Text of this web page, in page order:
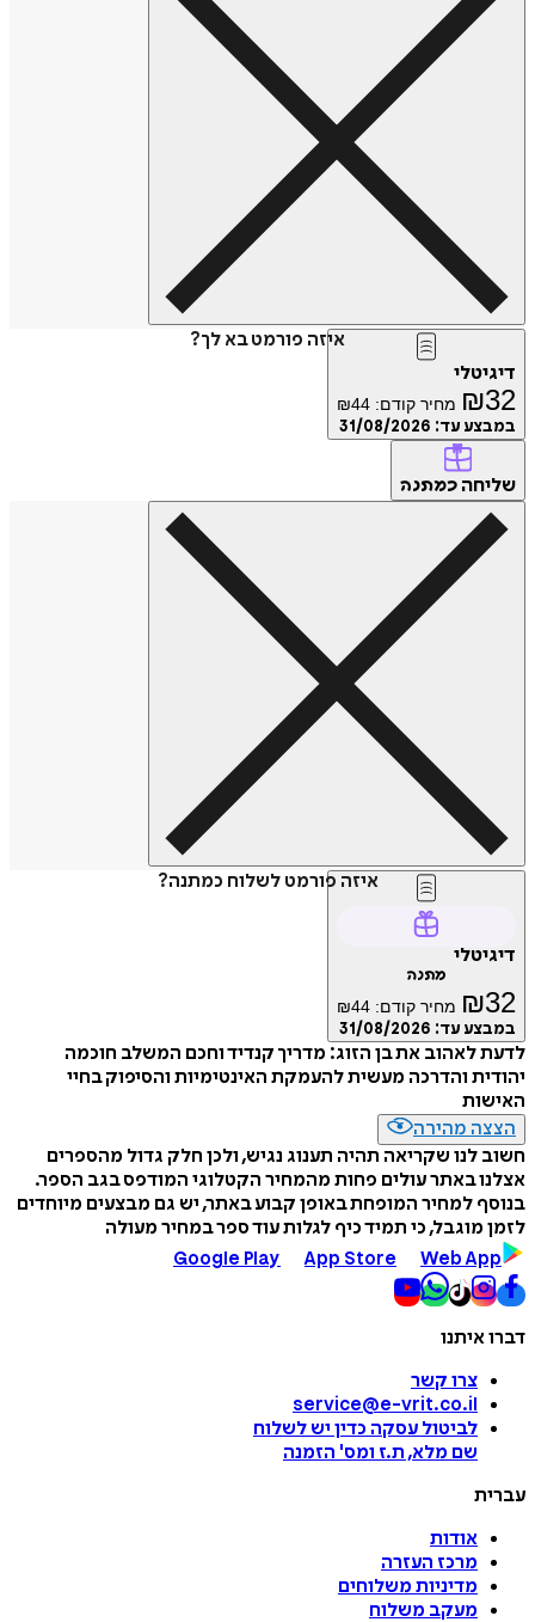
איזה פורמט בא לך?
דיגיטלי
₪32 מחיר קודם: ₪44
במבצע עד: 31/08/2026
שליחה כמתנה
איזה פורמט לשלוח כמתנה?
דיגיטלי
מתנה
₪32 מחיר קודם: ₪44
במבצע עד: 31/08/2026
לדעת לאהוב את בן הזוג: מדריך קנדיד וחכם המשלב חוכמה
יהודית והדרכה מעשית להעמקת האינטימיות והסיפוק בחיי
האישות
הצצה מהירה
חשוב לנו שקריאה תהיה תענוג נגיש, ולכן חלק גדול מהספרים
אצלנו באתר עולים פחות מהמחיר הקטלוגי המודפס בגב הספר.
בנוסף למחיר המופחת באופן קבוע באתר, יש גם מבצעים מיוחדים
לזמן מוגבל, כי תמיד כיף לגלות עוד ספר במחיר מעולה
Google Play
App Store Web App
דברו איתנו
צרו קשר
service@e-vrit.co.il
לביטול עסקה כדין יש לשלוח
שם מלא, ת.ז ומס' הזמנה
עברית
אודות
מרכז העזרה
מדיניות משלוחים
מעקב משלוח